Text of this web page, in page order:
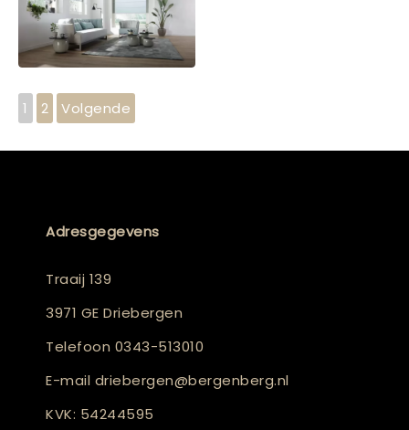
1 2 Volgende
Adresgegevens
Traaij 139
3971 GE Driebergen
Telefoon 0343-513010
E-mail driebergen@bergenberg.nl
KVK: 54244595